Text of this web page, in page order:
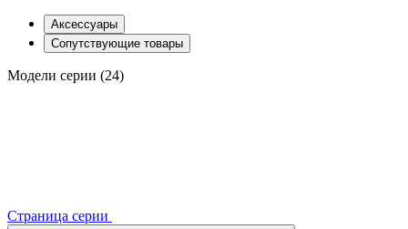
Аксессуары
Сопутствующие товары
Модели серии (24)
Страница серии